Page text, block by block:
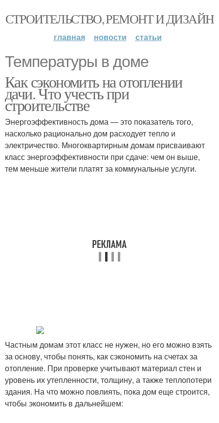
СТРОИТЕЛЬСТВО, РЕМОНТ И ДИЗАЙН
главная новости статьи
Температуры в доме
Как сэкономить на отоплении
дачи. Что учесть при
строительстве
Энергоэффективность дома — это показатель того,
насколько рационально дом расходует тепло и
электричество. Многоквартирным домам присваивают
класс энергоэффективности при сдаче: чем он выше,
тем меньше жители платят за коммунальные услуги.
Частным домам этот класс не нужен, но его можно взять
за основу, чтобы понять, как сэкономить на счетах за
отопление. При проверке учитывают материал стен и
уровень их утепленности, толщину, а также теплопотери
здания. На что можно повлиять, пока дом еще строится,
чтобы экономить в дальнейшем: